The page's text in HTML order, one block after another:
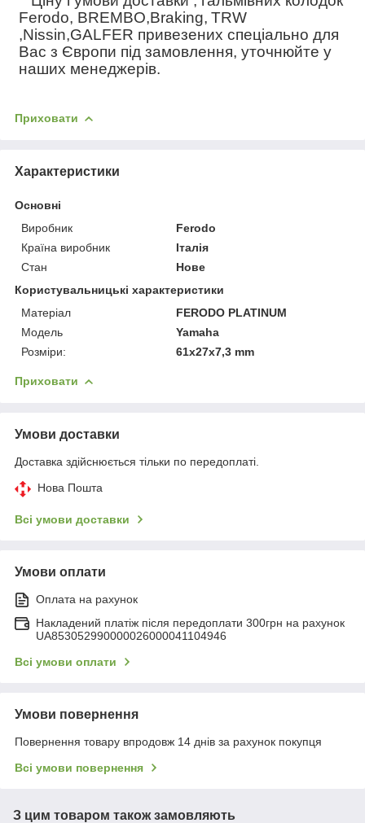
Ferodo, BREMBO,Braking, TRW
,Nissin,GALFER привезених спеціально для
Вас з Європи під замовлення, уточнюйте у
наших менеджерів.
Приховати
Характеристики
Основні
Виробник
Ferodo
Країна виробник
Італія
Стан
Нове
Користувальницькі характеристики
Матеріал
FERODO PLATINUM
Модель
Yamaha
Розміри:
61x27x7,3 mm
Приховати
Умови доставки
Доставка здійснюється тільки по передоплаті.
Нова Пошта
Всі умови доставки
Умови оплати
Оплата на рахунок
Накладений платіж після передоплати 300грн на рахунок
UA853052990000026000041104946
Всі умови оплати
Умови повернення
Повернення товару впродовж 14 днів за рахунок покупця
Всі умови повернення
З цим товаром також замовляють